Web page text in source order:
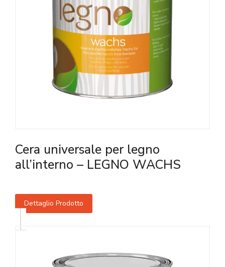
Cera universale per legno
all’interno – LEGNO WACHS
Dettaglio Prodotto